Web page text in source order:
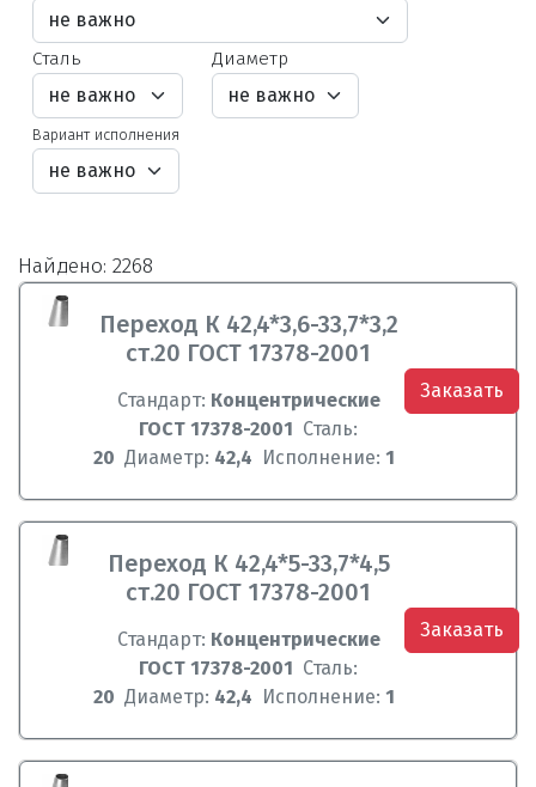
Сталь Диаметр
Вариант исполнения
Найдено: 2268
Переход К 42,4*3,6-33,7*3,2
ст.20 ГОСТ 17378-2001
Стандарт: Концентрические
ГОСТ 17378-2001 Сталь:
20 Диаметр: 42,4 Исполнение: 1
Заказать
Переход К 42,4*5-33,7*4,5
ст.20 ГОСТ 17378-2001
Стандарт: Концентрические
ГОСТ 17378-2001 Сталь:
20 Диаметр: 42,4 Исполнение: 1
Заказать